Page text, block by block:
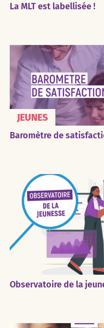
La MLT est labellisée !
JEUNES
Baromètre de
Observatoire de la